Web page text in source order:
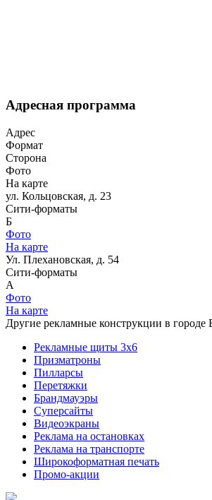
Адресная программа
Адрес
Формат
Сторона
Фото
На карте
ул. Кольцовская, д. 23
Сити-форматы
Б
Фото
На карте
Ул. Плехановская, д. 54
Сити-форматы
A
Фото
На карте
Другие рекламные конструкции в городе
Рекламные щиты 3х6
Призматроны
Пилларсы
Перетяжки
Брандмауэры
Суперсайты
Видеоэкраны
Реклама на остановках
Реклама на транспорте
Широкоформатная печать
Промо-акции